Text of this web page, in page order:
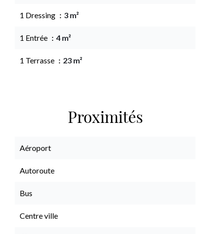
1 Dressing 3 m²
1 Entrée 4 m²
1 Terrasse 23 m²
Proximités
Aéroport
Autoroute
Bus
Centre ville